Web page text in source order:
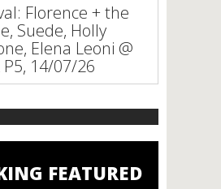
Florence + the
Suede, Holly
Elena Leoni @
14/07/26
FEATURED